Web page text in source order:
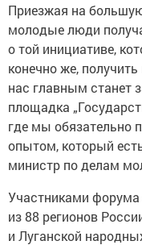
Приезжая на
молодые люди
о той инициативе,
конечно же,
нас главным станет
площадка
где мы обязательно
опытом, который
министр по делам
Участниками форума
из 88 регионов
и Луганской